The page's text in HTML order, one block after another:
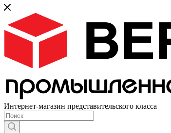
Интернет-магазин представительского класса